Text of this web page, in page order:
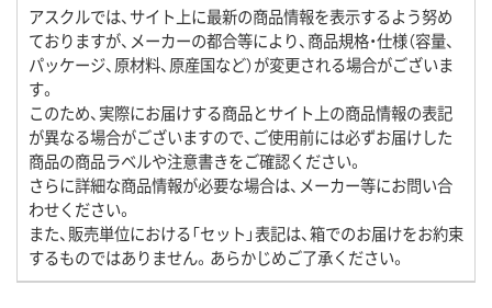
アスクルでは、サイト上に最新の商品情報を表示するよう努め
ておりますが、メーカーの都合等により、商品規格・仕様（容量、
パッケージ、原材料、原産国など）が変更される場合がございま
す。
このため、実際にお届けする商品とサイト上の商品情報の表記
が異なる場合がございますので、ご使用前には必ずお届けした
商品の商品ラベルや注意書きをご確認ください。
さらに詳細な商品情報が必要な場合は、メーカー等にお問い合
わせください。
また、販売単位における「セット」表記は、箱でのお届けをお約束
するものではありません。あらかじめご了承ください。